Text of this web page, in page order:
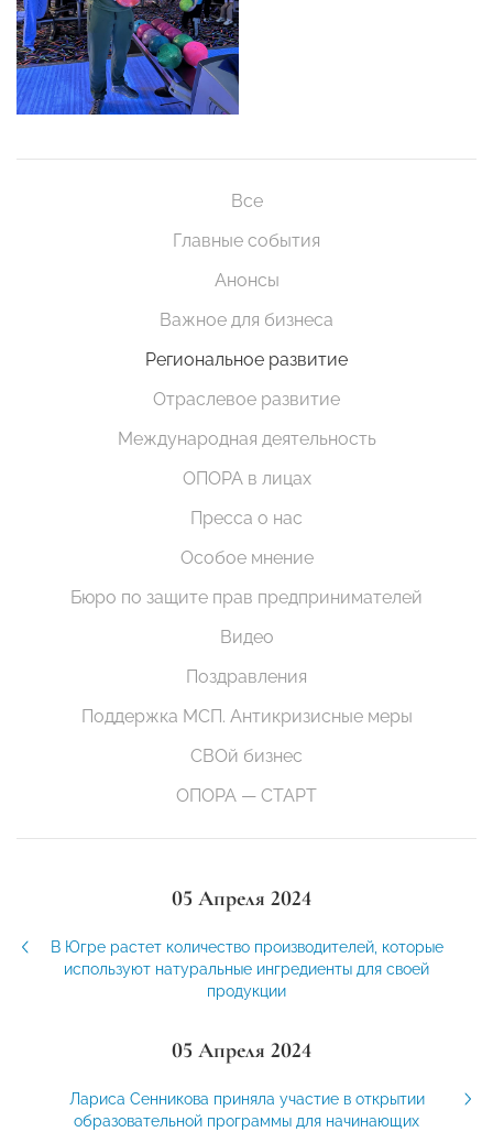
Все
Главные события
Анонсы
Важное для бизнеса
Региональное развитие
Отраслевое развитие
Международная деятельность
ОПОРА в лицах
Пресса о нас
Особое мнение
Бюро по защите прав предпринимателей
Видео
Поздравления
Поддержка МСП. Антикризисные меры
СВОй бизнес
ОПОРА — СТАРТ
05 Апреля 2024
В Югре растет количество производителей, которые
используют натуральные ингредиенты для своей
продукции
05 Апреля 2024
Лариса Сенникова приняла участие в открытии
образовательной программы для начинающих